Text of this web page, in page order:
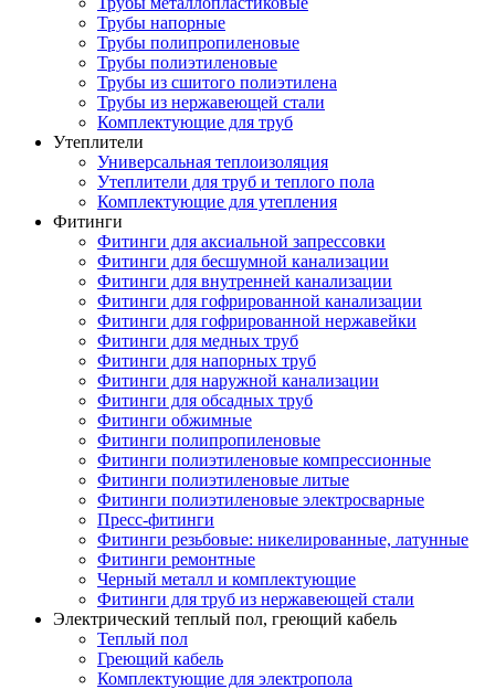
Трубы напорные
Трубы полипропиленовые
Трубы полиэтиленовые
Трубы из сшитого полиэтилена
Трубы из нержавеющей стали
Комплектующие для труб
Утеплители
Универсальная теплоизоляция
Утеплители для труб и теплого пола
Комплектующие для утепления
Фитинги
Фитинги для аксиальной запрессовки
Фитинги для бесшумной канализации
Фитинги для внутренней канализации
Фитинги для гофрированной канализации
Фитинги для гофрированной нержавейки
Фитинги для медных труб
Фитинги для напорных труб
Фитинги для наружной канализации
Фитинги для обсадных труб
Фитинги обжимные
Фитинги полипропиленовые
Фитинги полиэтиленовые компрессионные
Фитинги полиэтиленовые литые
Фитинги полиэтиленовые электросварные
Пресс-фитинги
Фитинги резьбовые: никелированные, латунные
Фитинги ремонтные
Черный металл и комплектующие
Фитинги для труб из нержавеющей стали
Электрический теплый пол, греющий кабель
Теплый пол
Греющий кабель
Комплектующие для электропола